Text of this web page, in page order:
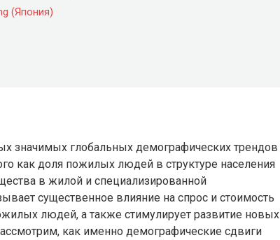
(Япония)
значимых глобальных демографических трендов
как доля пожилых людей в структуре населения
в жилой и специализированной
существенное влияние на спрос и стоимость
людей, а также стимулирует развитие новых
как именно демографические сдвиги